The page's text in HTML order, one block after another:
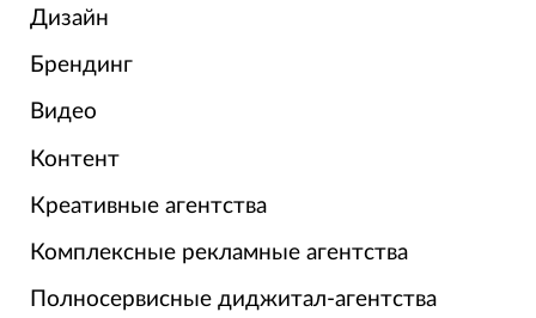
Дизайн
Брендинг
Видео
Контент
Креативные агентства
Комплексные рекламные агентства
Полносервисные диджитал-агентства